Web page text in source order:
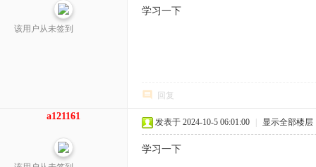
该用户从未签到
学习一下
回复
a121161
发表于 2024-10-5 06:01:00 显示全部楼层
学习一下